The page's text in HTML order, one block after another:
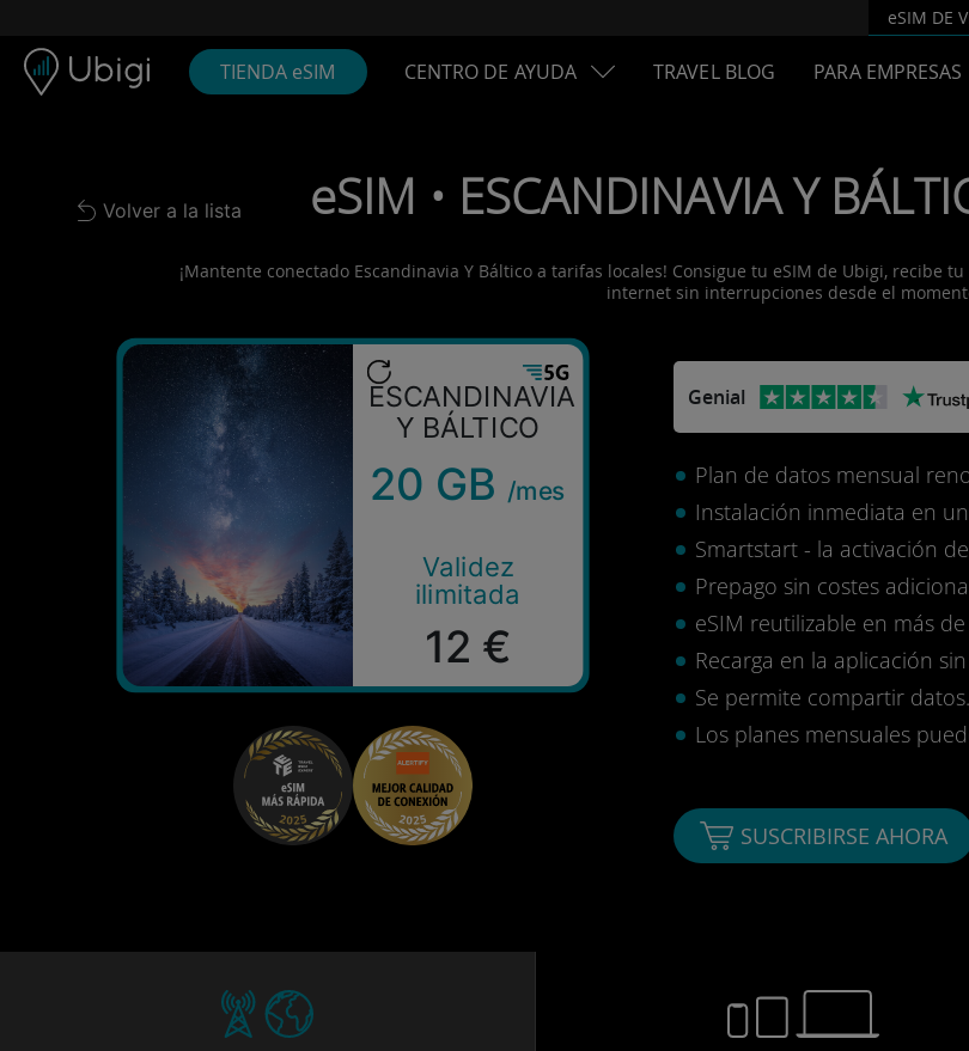
eSIM DE
TIENDA eSIM CENTRO DE AYUDA TRAVEL BLOG PARA EMPRESAS
Back to list
Volver a la lista eSIM • ESCANDINAVIA Y
¡Mantente conectado Escandinavia Y Báltico a tarifas locales! Consigue tu eSIM de Ubigi, recibe
internet sin interrupciones desde el
ESCANDINAVIA
Y BÁLTICO
20 GB /mes
Validez
ilimitada
12 €
Genial
Plan de datos mensual
Instalación inmediata en
Smartstart - la activación
Prepago sin costes
eSIM reutilizable en más
Recarga en la aplicación
Se permite compartir datos.
Los planes mensuales
SUSCRIBIRSE AHORA